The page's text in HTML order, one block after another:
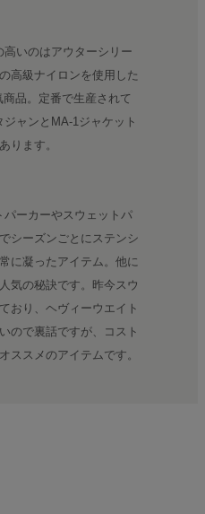
いのはアウターシリー
高級ナイロンを使用した
品。定番で生産されて
ャンとMA-1ジャケット
ります。
ーカーやスウェットパ
シーズンごとにステンシ
に凝ったアイテム。他に
気の秘訣です。昨今スウ
おり、ヘヴィーウエイト
ので裏話ですが、コスト
ススメのアイテムです。